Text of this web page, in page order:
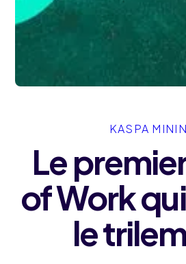
KASPA
Le
of Work
le